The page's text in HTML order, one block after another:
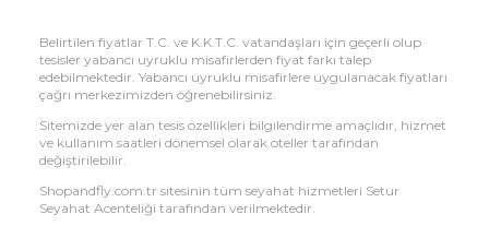
Belirtilen fiyatlar T.C. ve K.K.T.C. vatandaşları için geçerli olup
tesisler yabancı uyruklu misafirlerden fiyat farkı talep
edebilmektedir. Yabancı uyruklu misafirlere uygulanacak fiyatları
çağrı merkezimizden öğrenebilirsiniz.
Sitemizde yer alan tesis özellikleri bilgilendirme amaçlıdır, hizmet
ve kullanım saatleri dönemsel olarak oteller tarafından
değiştirilebilir.
Shopandfly.com.tr sitesinin tüm seyahat hizmetleri Setur
Seyahat Acenteliği tarafından verilmektedir.